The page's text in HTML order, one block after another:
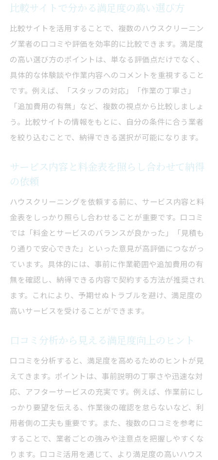
比較サイトで分かる満足度の高い選び方
比較サイトを活用することで、複数のハウスクリーニン
グ業者の口コミや評価を効率的に比較できます。満足度
の高い選び方のポイントは、単なる評価点だけでなく、
具体的な体験談や作業内容へのコメントを重視すること
です。例えば、「スタッフの対応」「作業の丁寧さ」
「追加費用の有無」など、複数の視点から比較しましょ
う。比較サイトの情報をもとに、自分の条件に合う業者
を絞り込むことで、納得できる選択が可能になります。
サービス内容と料金表を照らし合わせて納得
の依頼
ハウスクリーニングを依頼する前に、サービス内容と料
金表をしっかり照らし合わせることが重要です。口コミ
では「料金とサービスのバランスが良かった」「見積も
り通りで安心できた」といった意見が高評価につながっ
ています。具体的には、事前に作業範囲や追加費用の有
無を確認し、納得できる内容で契約する方法が推奨され
ます。これにより、予期せぬトラブルを避け、満足度の
高いサービスを受けることができます。
口コミ分析から見える満足度向上のヒント
口コミを分析すると、満足度を高めるためのヒントが見
えてきます。ポイントは、事前説明の丁寧さや迅速な対
応、アフターサービスの充実です。例えば、作業前にし
っかり要望を伝える、作業後の確認を怠らないなど、利
用者側の工夫も重要です。また、複数の口コミを参考に
することで、業者ごとの強みや注意点を把握しやすくな
ります。口コミ活用を通じて、より満足度の高いハウス